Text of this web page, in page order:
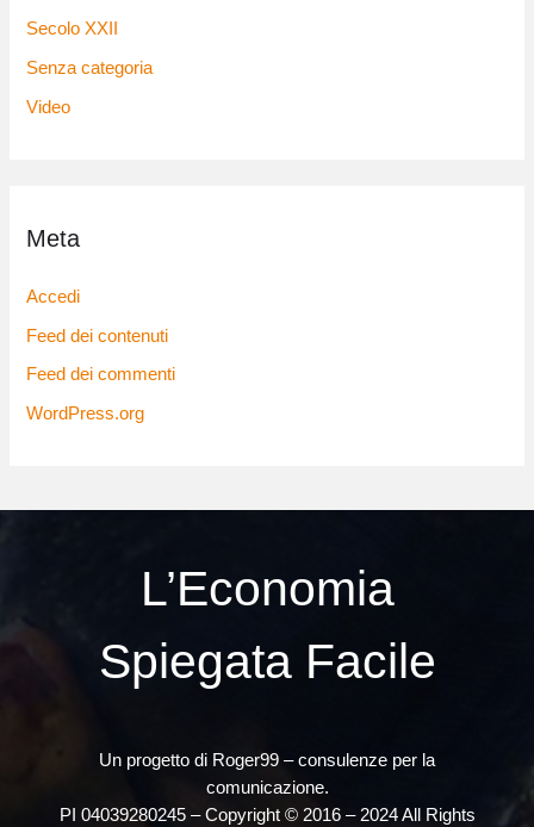
Secolo XXII
Senza categoria
Video
Meta
Accedi
Feed dei contenuti
Feed dei commenti
WordPress.org
L’Economia
Spiegata Facile
Un progetto di Roger99 – consulenze per la
comunicazione.
PI 04039280245 – Copyright © 2016 – 2024 All Rights